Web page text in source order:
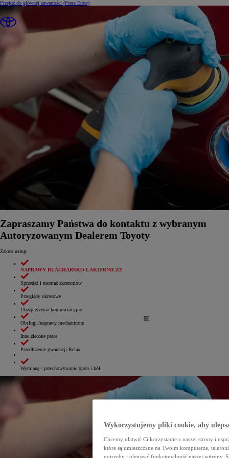
Przejdź do głównej zawartości (Press Enter)
Zapraszamy Państwa do kontaktu z wybranym
Autoryzowanym Dealerem Toyoty
Zakres usług:
NAPRAWY BLACHARSKO-LAKIERNICZE
Sprzedaż i montaż akcesoriów
Przeglądy okresowe
Ubezpieczenia komunikacyjne
Obsługi /naprawy mechaniczne
Inne zlecone prace
Przedłużenie gwarancji Relax
Wymianę / przechowywanie opon i kół
Wykorzystujemy pliki cookie, aby
Chcemy ułatwić Ci korzystanie z naszej strony i
które są umieszczane na Twoim komputerze,
potrzeby i ulepszać funkcjonalność naszej witryny.